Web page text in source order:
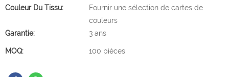
Couleur Du Tissu:
Fournir une sélection de cartes de
couleurs
Garantie:
3 ans
MOQ: 100 pièces